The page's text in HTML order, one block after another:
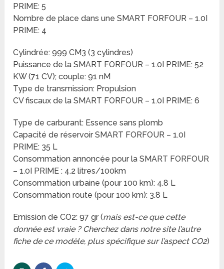
PRIME: 5
Nombre de place dans une SMART FORFOUR – 1.0I
PRIME: 4
Cylindrée: 999 CM3 (3 cylindres)
Puissance de la SMART FORFOUR – 1.0I PRIME: 52
KW (71 CV); couple: 91 nM
Type de transmission: Propulsion
CV fiscaux de la SMART FORFOUR – 1.0I PRIME: 6
Type de carburant: Essence sans plomb
Capacité de réservoir SMART FORFOUR – 1.0I
PRIME: 35 L
Consommation annoncée pour la SMART FORFOUR
– 1.0I PRIME : 4.2 litres/100km
Consommation urbaine (pour 100 km): 4.8 L
Consommation route (pour 100 km): 3.8 L
Emission de CO2: 97 gr (mais est-ce que cette
donnée est vraie ? Cherchez dans notre site l’autre
fiche de ce modèle, plus spécifique sur l’aspect CO2)